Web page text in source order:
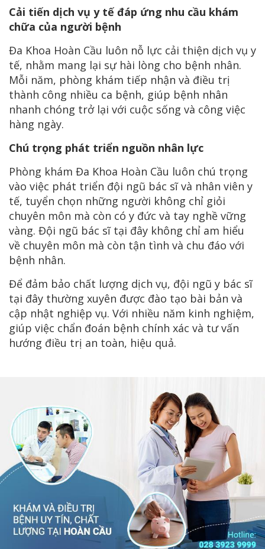
Cải tiến dịch vụ y tế đáp ứng nhu cầu khám
chữa của người bệnh
Đa Khoa Hoàn Cầu luôn nỗ lực cải thiện dịch vụ y
tế, nhằm mang lại sự hài lòng cho bệnh nhân.
Mỗi năm, phòng khám tiếp nhận và điều trị
thành công nhiều ca bệnh, giúp bệnh nhân
nhanh chóng trở lại với cuộc sống và công việc
hàng ngày.
Chú trọng phát triển nguồn nhân lực
Phòng khám Đa Khoa Hoàn Cầu luôn chú trọng
vào việc phát triển đội ngũ bác sĩ và nhân viên y
tế, tuyển chọn những người không chỉ giỏi
chuyên môn mà còn có y đức và tay nghề vững
vàng. Đội ngũ bác sĩ tại đây không chỉ am hiểu
về chuyên môn mà còn tận tình và chu đáo với
bệnh nhân.
Để đảm bảo chất lượng dịch vụ, đội ngũ y bác sĩ
tại đây thường xuyên được đào tạo bài bản và
cập nhật nghiệp vụ. Với nhiều năm kinh nghiệm,
giúp việc chẩn đoán bệnh chính xác và tư vấn
hướng điều trị an toàn, hiệu quả.